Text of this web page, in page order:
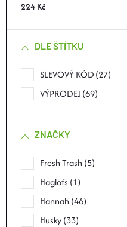
R
N
224 Kč
DLE ŠTÍTKU
SLEVOVÝ KÓD 27
VÝPRODEJ 69
ZNAČKY
Fresh Trash 5
Haglöfs 1
Hannah 46
Husky 33